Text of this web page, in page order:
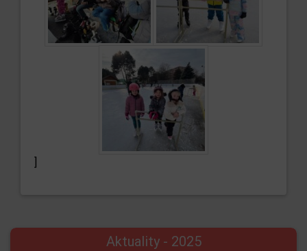
Aktuality - 2025